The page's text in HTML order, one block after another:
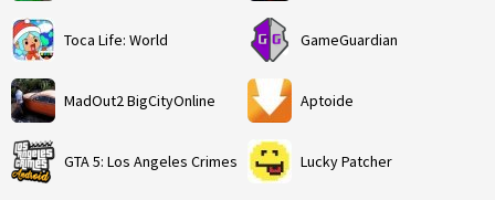
Toca Life: World
MadOut2 BigCityOnline
GTA 5: Los Angeles Crimes
GameGuardian
Aptoide
Lucky Patcher